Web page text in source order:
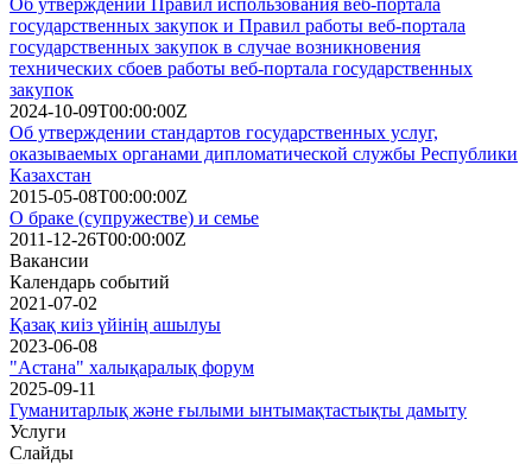
государственных закупок и Правил работы веб-портала
государственных закупок в случае возникновения
технических сбоев работы веб-портала государственных
закупок
2024-10-09T00:00:00Z
Об утверждении стандартов государственных услуг,
оказываемых органами дипломатической службы Республики
Казахстан
2015-05-08T00:00:00Z
О браке (супружестве) и семье
2011-12-26T00:00:00Z
Вакансии
Календарь событий
2021-07-02
Қазақ киіз үйінің ашылуы
2023-06-08
"Астана" халықаралық форум
2025-09-11
Гуманитарлық және ғылыми ынтымақтастықты дамыту
Услуги
Слайды